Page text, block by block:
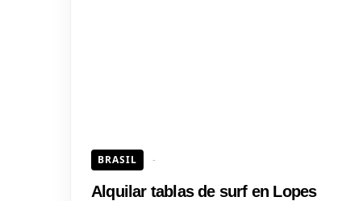
BRASIL
Alquilar tablas de surf en Lopes